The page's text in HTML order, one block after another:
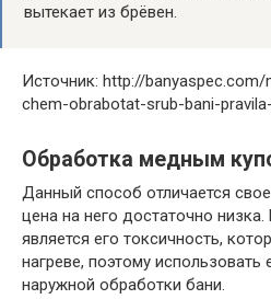
вытекает из брёвен.
Источник: http://
chem-obrabotat-srub-bani-
Обработка медным
Данный способ отличается
цена на него достаточно
является его токсичность,
нагреве, поэтому
наружной обработки бани.